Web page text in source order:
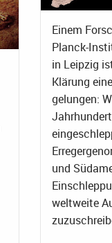
Einem
Planck-
in Leipzig
Klärung
gelungen:
und
weltweite